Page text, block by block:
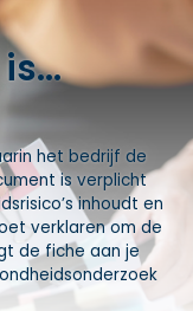
het bedrijf de
is verplicht
inhoudt en
verklaren om de
de fiche aan je